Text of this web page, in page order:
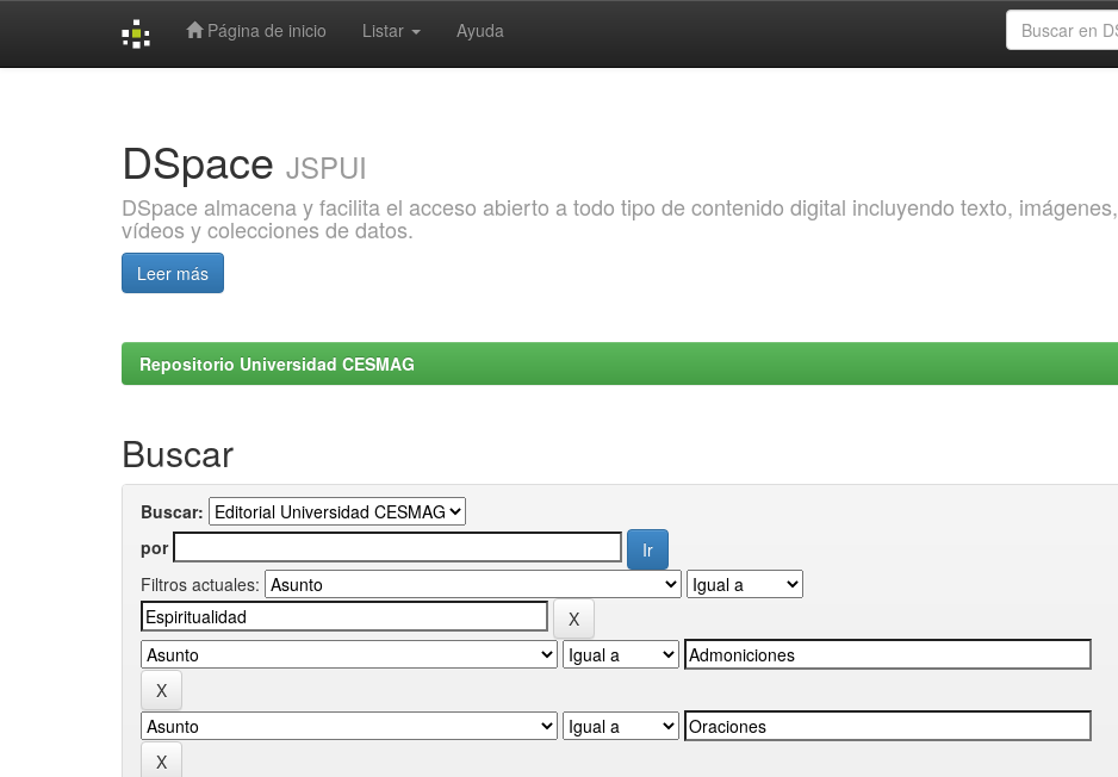
Página de inicio Listar Ayuda
DSpace JSPUI
DSpace almacena y facilita el acceso abierto a todo tipo de contenido digital incluyendo texto, imágenes,
vídeos y colecciones de datos.
Leer más
Repositorio Universidad CESMAG
Buscar
Buscar:
por
Filtros actuales: